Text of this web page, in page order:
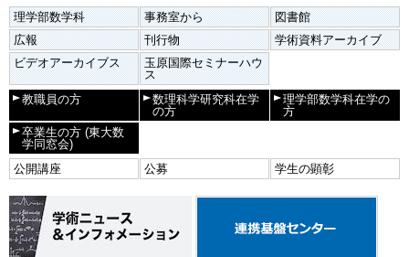
理学部数学科 事務室から
図書館
広報
刊行物
学術資料アーカイブ
ビデオアーカイブス
玉原国際セミナーハウ
ス
教職員の方
数理科学研究科在学
の方
理学部数学科在学の
方
卒業生の方 (東大数
学同窓会)
公開講座
公募 学生の顕彰